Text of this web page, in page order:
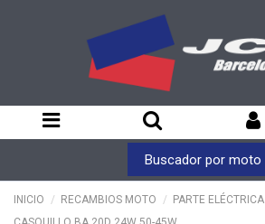
Buscador por moto
INICIO RECAMBIOS MOTO PARTE ELÉCTRICA